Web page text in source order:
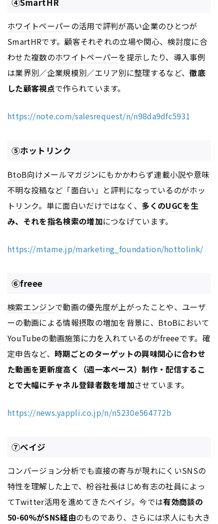
ホワイトペーパーの活用で評判が高い企業のひとつが
SmartHRです。顧客それぞれの立場や関心、検討度に合
わせた複数のホワイトペーパーを提示したり、導入事例
は業界別／企業規模別／エリア別に整理するなど、徹底
した顧客視点で作られています。
https://note.com/salesrequest/n/n98da9dfc5931
⑤ホットリンク
BtoB向けメールマガジンにもかかわらず連載小説や意味
不明な投稿など「面白い」と評判になっているのがホッ
ト リンク。単に面白いだけではなく、 多くのUGCを生
み、それを指名検索の増加につなげています。
https://mtame.jp/marketing_foundation/hottolink/
⑥freee
検索エンジンで動画の優先度が上がったことや、ユーザ
ーの動画による情報摂取の増加を背景に、 BtoBにおいて
YouTubeの動画施策に力を入れているのがfreeeです。確
定申告など、 時期ごとのターゲットの興味関心に合わせ
た動画を更新度高く（週一本ペース）制作・配信するこ
とで大幅にチャネル登録者数を増加させています。
https://news.yappli.co.jp/n/n5230e564772b
⑦ベイジ
コンバージョン分析でも直接の寄与が現れにくいSNSの
特性を理解した上で、枌谷社長はじめ有志の社員によっ
てTwitter活用を進めてきたベイジ。今では有効商談の
50-60%がSNS経由のものであり、さらには求人にも大き